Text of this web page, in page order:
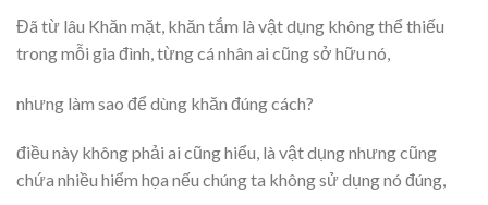
Đã từ lâu Khăn mặt, khăn tắm là vật dụng không thể thiếu
trong mỗi gia đình, từng cá nhân ai cũng sở hữu nó,
nhưng làm sao để dùng khăn đúng cách?
điều này không phải ai cũng hiểu, là vật dụng nhưng cũng
chứa nhiều hiểm họa nếu chúng ta không sử dụng nó đúng,